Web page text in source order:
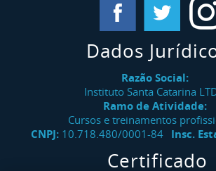
Dados
Razão Social:
Instituto Santa Catarina
Ramo de Atividade:
Cursos e treinamentos
CNPJ: 10.718.480/0001-84 Insc.
Certificado